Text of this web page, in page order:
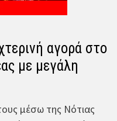
αγορά στο
με μεγάλη
μέσω της Νότιας